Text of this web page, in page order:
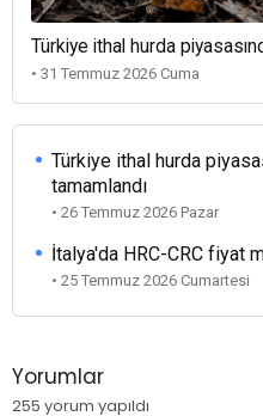
Türkiye ithal hurda
• 31 Temmuz 2026 Cuma
Türkiye ithal hurda
tamamlandı
• 26 Temmuz 2026 Pazar
İtalya'da HRC-CRC fiyat
• 25 Temmuz 2026 Cumartesi
Yorumlar
255 yorum yapıldı